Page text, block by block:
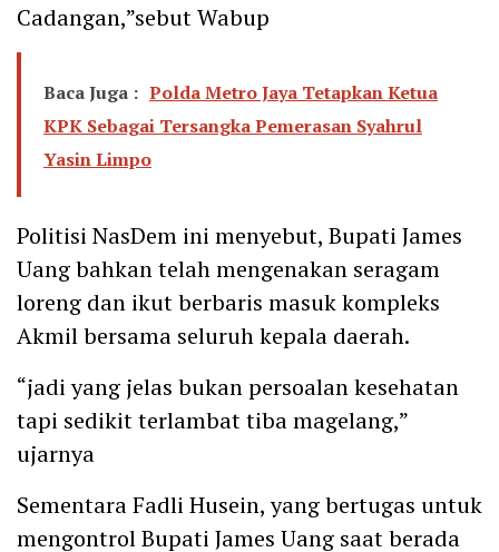
Cadangan,”sebut Wabup
Baca Juga : Polda Metro Jaya Tetapkan Ketua
KPK Sebagai Tersangka Pemerasan Syahrul
Yasin Limpo
Politisi NasDem ini menyebut, Bupati James
Uang bahkan telah mengenakan seragam
loreng dan ikut berbaris masuk kompleks
Akmil bersama seluruh kepala daerah.
“jadi yang jelas bukan persoalan kesehatan
tapi sedikit terlambat tiba magelang,”
ujarnya
Sementara Fadli Husein, yang bertugas untuk
mengontrol Bupati James Uang saat berada